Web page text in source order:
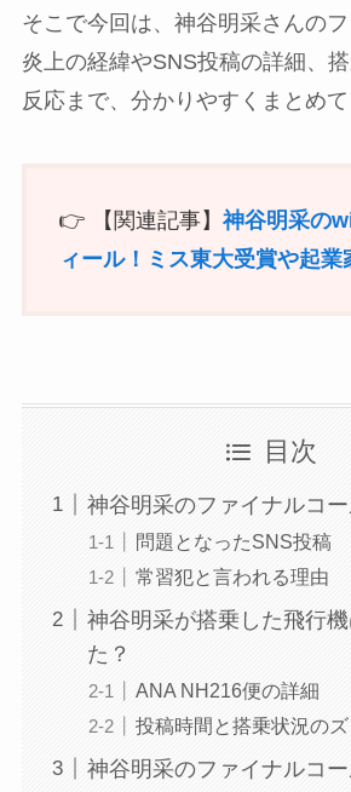
そこで今回は、神谷明采さんの
炎上の経緯やSNS投稿の詳細、
反応まで、分かりやすくまとめて
👉 【関連記事】 神谷明采の
ィール！ミス東大受賞や起業
目次
神谷明采のファイナルコ
問題となったSNS投稿
常習犯と言われる理由
神谷明采が搭乗した飛行
た？
ANA NH216便の詳細
投稿時間と搭乗状況のズ
神谷明采のファイナルコー